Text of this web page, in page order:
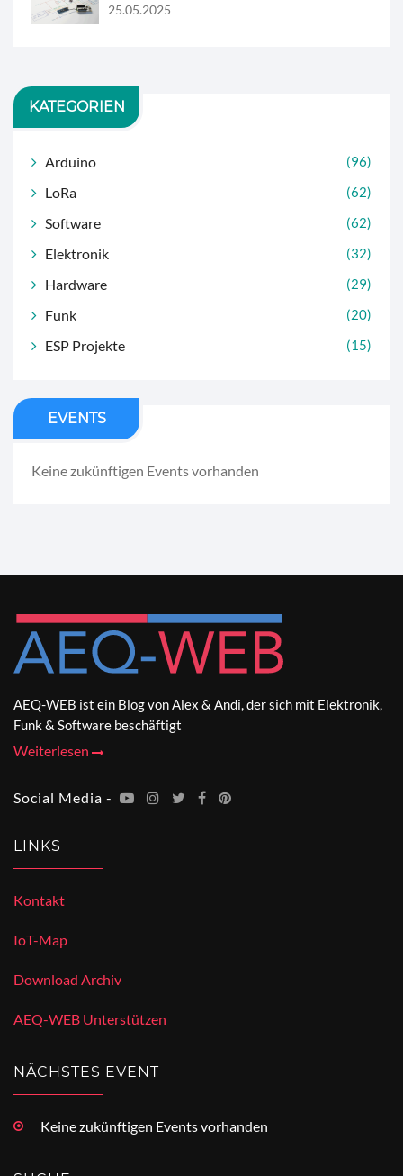
25.05.2025
KATEGORIEN
Arduino (96)
LoRa (62)
Software (62)
Elektronik (32)
Hardware (29)
Funk (20)
ESP Projekte (15)
EVENTS
Keine zukünftigen Events vorhanden
AEQ-WEB ist ein Blog von Alex & Andi, der sich mit Elektronik,
Funk & Software beschäftigt
Weiterlesen
Social Media -
LINKS
Kontakt
IoT-Map
Download Archiv
AEQ-WEB Unterstützen
NÄCHSTES EVENT
Keine zukünftigen Events vorhanden